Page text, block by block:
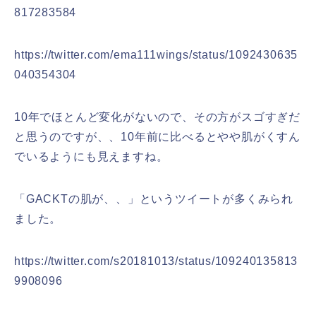
817283584
https://twitter.com/ema111wings/status/1092430635
040354304
10年でほとんど変化がないので、その方がスゴすぎだ
と思うのですが、、10年前に比べるとやや肌がくすん
でいるようにも見えますね。
「GACKTの肌が、、」というツイートが多くみられ
ました。
https://twitter.com/s20181013/status/109240135813
9908096